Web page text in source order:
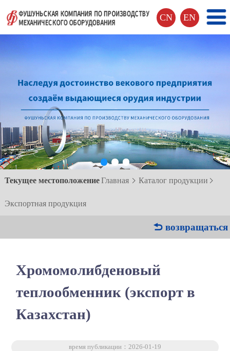
CN EN
Текущее местоположениеГлавная  Каталог продукции 
Экспортная продукция
 возвращаться
Хромомолибденовый
теплообменник (экспорт в
Казахстан)
время публикации：2026-01-19